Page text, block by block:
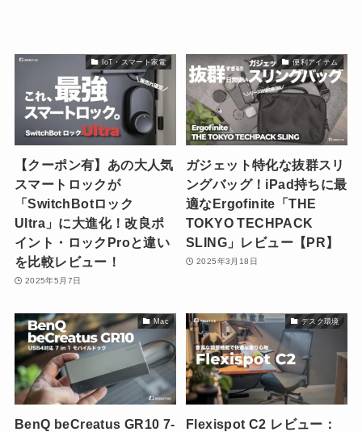
IoT・スマート家電
【クーポン有】あの大人気
スマートロックが
「SwitchBotロック
Ultra」に大進化！改良ポ
イント・ロックProと違い
を比較レビュー！
2025年5月7日
便利アイテム
ガジェット特化な抜群スリ
ングバッグ！iPad持ちに最
適なErgofinite「THE
TOKYO TECHPACK
SLING」レビュー【PR】
2025年3月18日
Mac
BenQ beCreatus GR10 7-
デスク環境
Flexispot C2 レビュー：